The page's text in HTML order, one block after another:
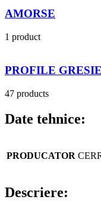
AMORSE
1 product
PROFILE
47 products
Date tehnice:
PRODUCATOR
Descriere: